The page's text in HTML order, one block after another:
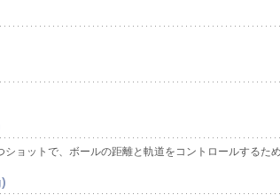
ョットで、ボールの距離と軌道をコントロールするため